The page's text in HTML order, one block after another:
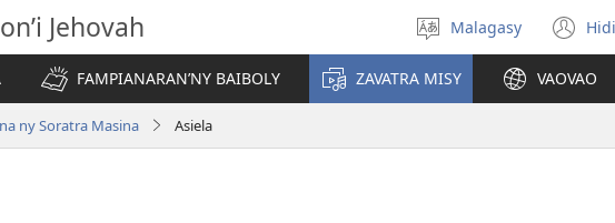
Jehovah
Hifidy
fiteny
Malagasy
FAMPIANARAN’NY BAIBOLY ZAVATRA MISY VAOVAO
ny Soratra Masina Asiela